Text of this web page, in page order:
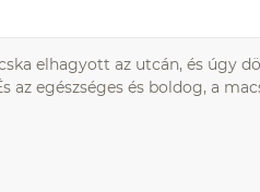
elhagyott az utcán, és úgy
az egészséges és boldog, a